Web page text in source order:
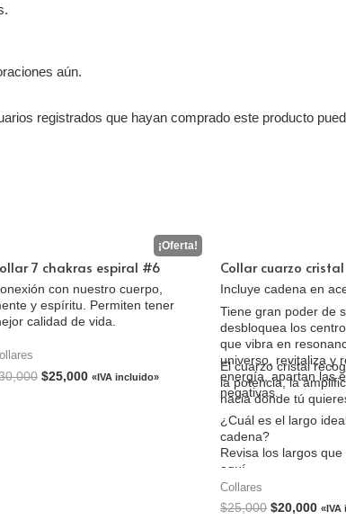
aún.
registrados que hayan comprado este producto
7 chakras espiral #6
con nuestro cuerpo,
y espíritu. Permiten tener
calidad de vida.
$25,000 «IVA incluido»
Collar cuarzo cristal
Incluye cadena en
Tiene gran poder de
desbloquea los
que vibra en
universo, revitaliza y
energía, apartan las
negativas.
El cuarzo cristal
la potencia, la
hacia donde tú
¿Cuál es el largo
cadena?
Revisa los largos
aquí.
http://amaroga.com/
ideal-de-mi-cadena/
Collares
$25,000 $20,000 «IVA